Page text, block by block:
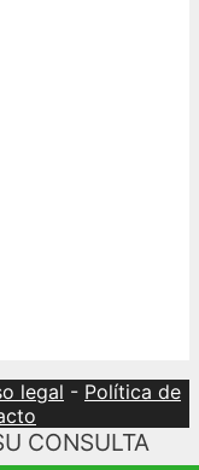
legal - Política de
CONSULTA